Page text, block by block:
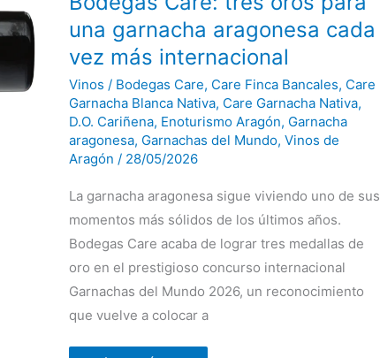
una garnacha aragonesa cada
vez más internacional
Vinos / Bodegas Care, Care Finca Bancales, Care
Garnacha Blanca Nativa, Care Garnacha Nativa,
D.O. Cariñena, Enoturismo Aragón, Garnacha
aragonesa, Garnachas del Mundo, Vinos de
Aragón / 28/05/2026
La garnacha aragonesa sigue viviendo uno de sus
momentos más sólidos de los últimos años.
Bodegas Care acaba de lograr tres medallas de
oro en el prestigioso concurso internacional
Garnachas del Mundo 2026, un reconocimiento
que vuelve a colocar a
Care:
tres
oros
para
una
aragonesa
cada
vez
más
internacional